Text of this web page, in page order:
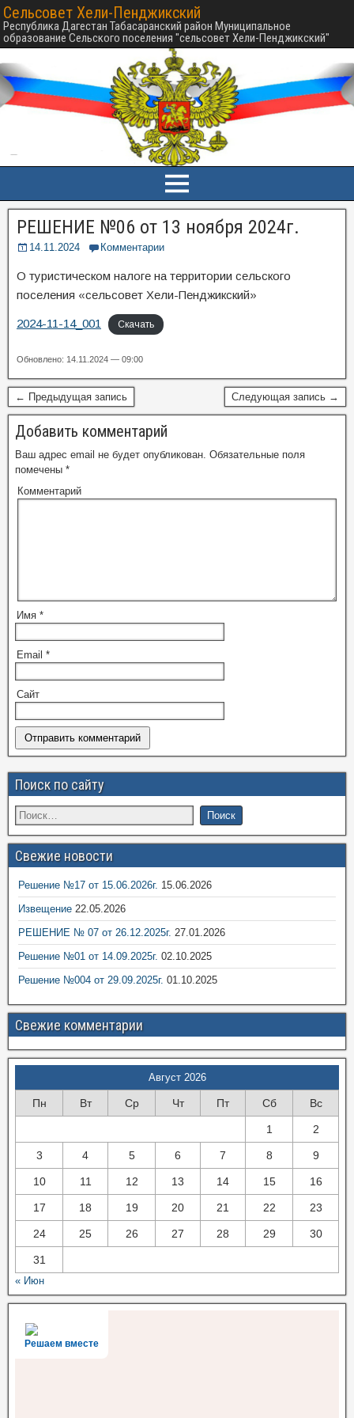
Сельсовет Хели-Пенджикский
Республика Дагестан Табасаранский район Муниципальное
образование Сельского поселения "сельсовет Хели-Пенджикский"
РЕШЕНИЕ №06 от 13 ноября 2024г.
14.11.2024 Комментарии
О туристическом налоге на территории сельского
поселения «сельсовет Хели-Пенджикский»
2024-11-14_001 Скачать
Обновлено: 14.11.2024 — 09:00
← Предыдущая запись Следующая запись →
Добавить комментарий
Ваш адрес email не будет опубликован. Обязательные поля
помечены *
Комментарий
Имя *
Email *
Сайт
Поиск по сайту
Свежие новости
Решение №17 от 15.06.2026г. 15.06.2026
Извещение 22.05.2026
РЕШЕНИЕ № 07 от 26.12.2025г. 27.01.2026
Решение №01 от 14.09.2025г. 02.10.2025
Решение №004 от 29.09.2025г. 01.10.2025
Свежие комментарии
Август 2026
Пн Вт Ср Чт Пт Сб Вс
1 2
3 4 5 6 7 8 9
10 11 12 13 14 15 16
17 18 19 20 21 22 23
24 25 26 27 28 29 30
31
« Июн
Решаем вместе